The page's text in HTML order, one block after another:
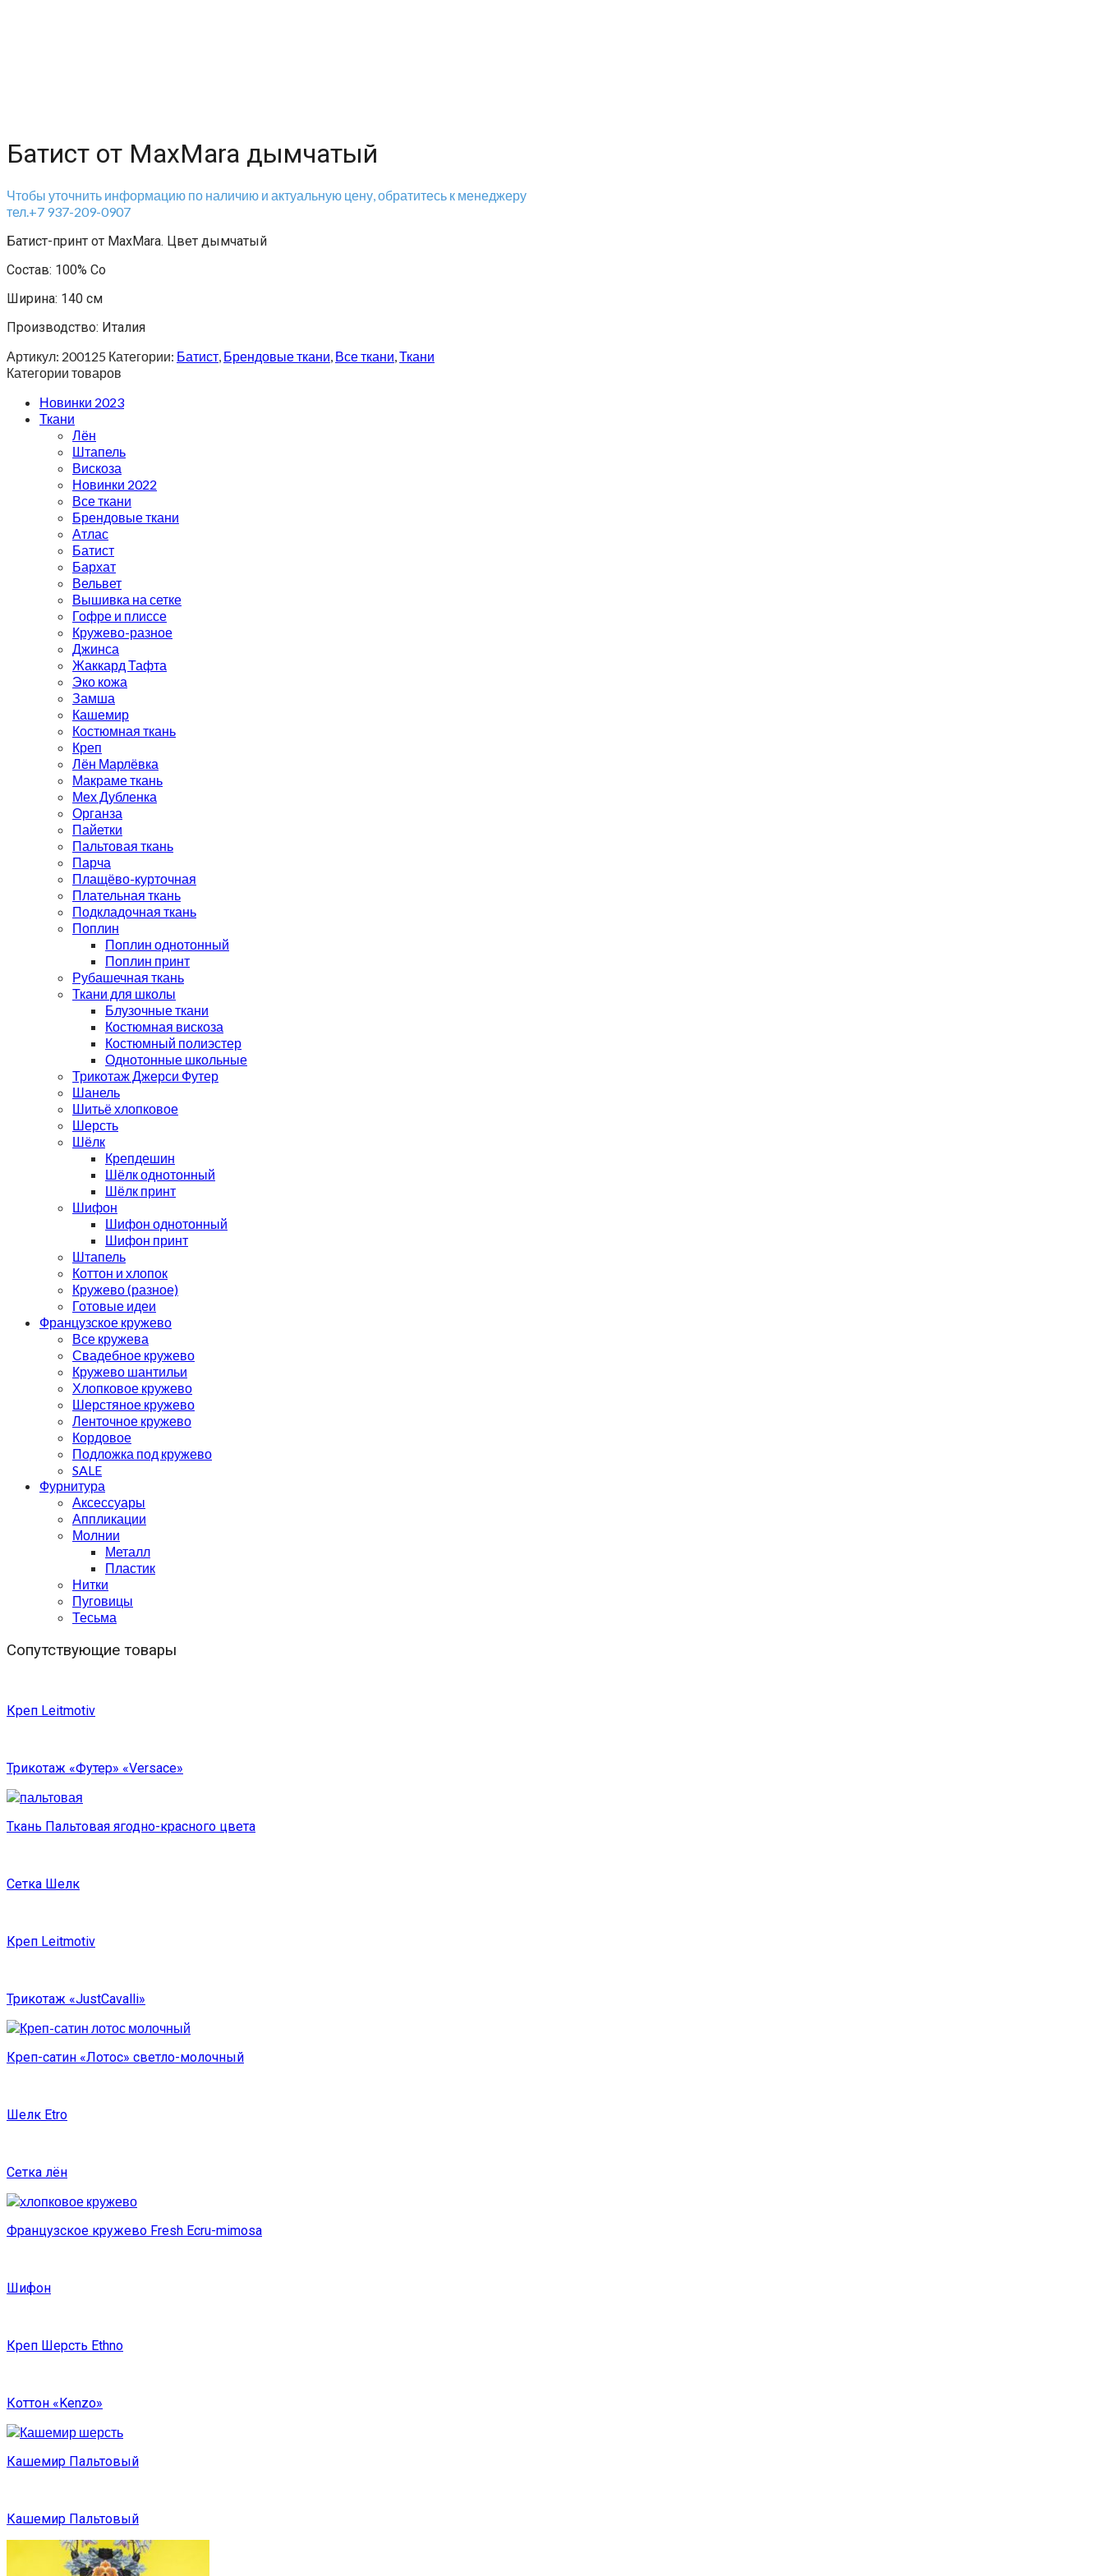
Батист от MaxMara дымчатый
Чтобы уточнить информацию по наличию и актуальную цену, обратитесь к менеджеру
тел.+7 937-209-0907
Батист-принт от MaxMara. Цвет дымчатый
Состав: 100% Co
Ширина: 140 см
Производство: Италия
Артикул: 200125 Категории: Батист, Брендовые ткани, Все ткани,Ткани
Категории товаров
Новинки 2023
Ткани
Лён
Штапель
Вискоза
Новинки 2022
Все ткани
Брендовые ткани
Атлас
Батист
Бархат
Вельвет
Вышивка на сетке
Гофре и плиссе
Кружево-разное
Джинса
Жаккард Тафта
Эко кожа
Замша
Кашемир
Костюмная ткань
Креп
Лён Марлёвка
Макраме ткань
Мех Дубленка
Органза
Пайетки
Пальтовая ткань
Парча
Плащёво-курточная
Плательная ткань
Подкладочная ткань
Поплин
Поплин однотонный
Поплин принт
Рубашечная ткань
Ткани для школы
Блузочные ткани
Костюмная вискоза
Костюмный полиэстер
Однотонные школьные
Трикотаж Джерси Футер
Шанель
Шитьё хлопковое
Шерсть
Шёлк
Крепдешин
Шёлк однотонный
Шёлк принт
Шифон
Шифон однотонный
Шифон принт
Штапель
Коттон и хлопок
Кружево (разное)
Готовые идеи
Французское кружево
Все кружева
Свадебное кружево
Кружево шантильи
Хлопковое кружево
Шерстяное кружево
Ленточное кружево
Кордовое
Подложка под кружево
SALE
Фурнитура
Аксессуары
Аппликации
Молнии
Металл
Пластик
Нитки
Пуговицы
Тесьма
Сопутствующие товары
Креп Leitmotiv
Трикотаж «Футер» «Versace»
Ткань Пальтовая ягодно-красного цвета
Сетка Шелк
Креп Leitmotiv
Трикотаж «JustCavalli»
Креп-сатин «Лотос» светло-молочный
Шелк Etro
Сетка лён
Французское кружево Fresh Ecru-mimosa
Шифон
Креп Шерсть Ethno
Коттон «Kenzo»
Кашемир Пальтовый
Кашемир Пальтовый